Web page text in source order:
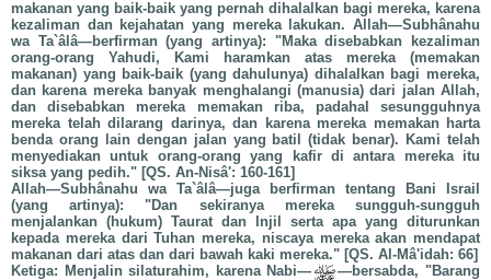
makanan yang baik-baik yang pernah dihalalkan bagi mereka, karena
kezaliman dan kejahatan yang mereka lakukan. Allah—Subhânahu
wa Ta`âlâ—berfirman (yang artinya): "Maka disebabkan kezaliman
orang-orang Yahudi, Kami haramkan atas mereka (memakan
makanan) yang baik-baik (yang dahulunya) dihalalkan bagi mereka,
dan karena mereka banyak menghalangi (manusia) dari jalan Allah,
dan disebabkan mereka memakan riba, padahal sesungguhnya
mereka telah dilarang darinya, dan karena mereka memakan harta
benda orang lain dengan jalan yang batil (tidak benar). Kami telah
menyediakan untuk orang-orang yang kafir di antara mereka itu
siksa yang pedih." [QS. An-Nisâ': 160-161]
Allah—Subhânahu wa Ta`âlâ—juga berfirman tentang Bani Israil
(yang artinya): "Dan sekiranya mereka sungguh-sungguh
menjalankan (hukum) Taurat dan Injil serta apa yang diturunkan
kepada mereka dari Tuhan mereka, niscaya mereka akan mendapat
makanan dari atas dan dari bawah kaki mereka." [QS. Al-Mâ'idah: 66]
Ketiga: Menjalin silaturahim, karena Nabi—
—bersabda, "Barang